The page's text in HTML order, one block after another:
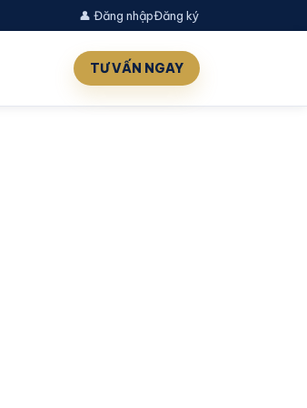
👤 Đăng nhậpĐăng ký
TƯ VẤN NGAY